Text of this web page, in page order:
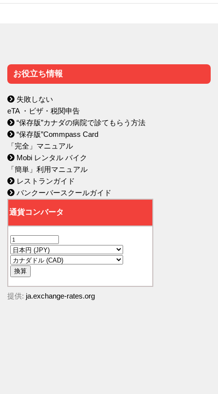
お役立ち情報
失敗しない
eTA ・ビザ・税関申告
“保存版”カナダの病院で診てもらう方法
“保存版”Commpass Card
「完全」マニュアル
Mobi レンタル バイク
「簡単」利用マニュアル
レストランガイド
バンクーバースクールガイド
提供: ja.exchange-rates.org